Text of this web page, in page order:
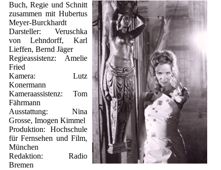
Buch, Regie und Schnitt
zusammen mit Hubertus
Meyer-Burckhardt
Darsteller: Veruschka
von Lehndorff, Karl
Lieffen, Bernd Jäger
Regieassistenz: Amelie
Fried
Kamera: Lutz
Konermann
Kameraassistenz: Tom
Fährmann
Ausstattung: Nina
Grosse, Imogen Kimmel
Produktion: Hochschule
für Fernsehen und Film,
München
Redaktion: Radio
Bremen